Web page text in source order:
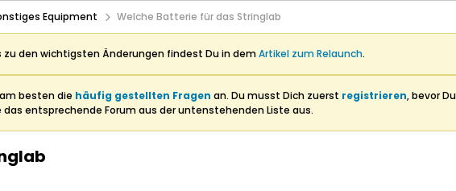
Equipment Welche Batterie für das Stringlab
zu den wichtigsten Änderungen findest Du in demArtikel zum Relaunch.
besten die häufig gestellten Fragen an. Du musst Dich zuerst registrieren, bevor
entsprechende Forum aus der untenstehenden Liste aus.